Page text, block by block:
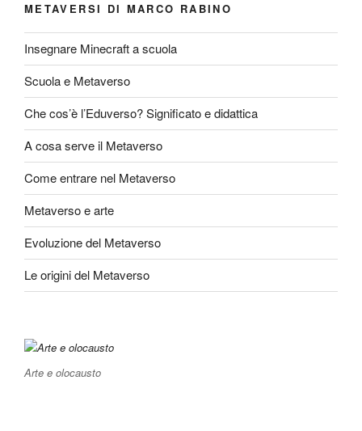
METAVERSI DI MARCO RABINO
Insegnare Minecraft a scuola
Scuola e Metaverso
Che cos’è l’Eduverso? Significato e didattica
A cosa serve il Metaverso
Come entrare nel Metaverso
Metaverso e arte
Evoluzione del Metaverso
Le origini del Metaverso
Arte e olocausto